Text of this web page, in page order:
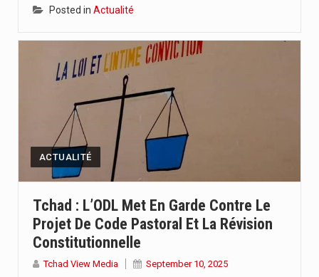
Posted in Actualité
ACTUALITÉ
Tchad : L’ODL Met En Garde Contre Le
Projet De Code Pastoral Et La Révision
Constitutionnelle
Tchad View Media September 10, 2025